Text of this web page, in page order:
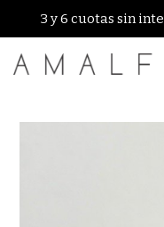
3 y 6 cuotas sin